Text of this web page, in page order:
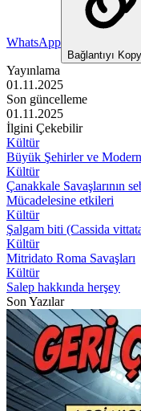
WhatsApp
Bağlantıyı
Yayınlama
01.11.2025
Son güncelleme
01.11.2025
İlgini Çekebilir
Kültür
Büyük Şehirler ve Modern
Kültür
Çanakkale Savaşlarının
Mücadelesine etkileri
Kültür
Şalgam biti (Cassida
Kültür
Mitridato Roma Savaşları
Kültür
Salep hakkında herşey
Son Yazılar